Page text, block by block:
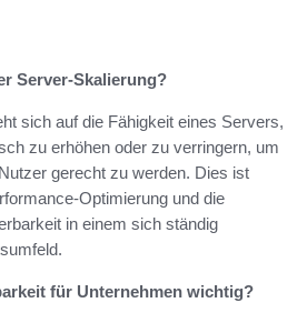
Server-Skalierung?
sich auf die Fähigkeit eines Servers,
zu erhöhen oder zu verringern, um
gerecht zu werden. Dies ist
Optimierung und die
in einem sich ständig
für Unternehmen wichtig?